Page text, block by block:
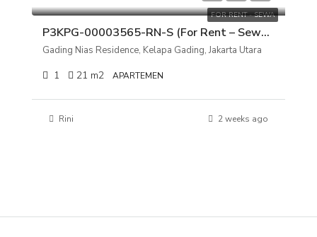
FOR RENT - SEWA
P3KPG-00003565-RN-S (For Rent – Sewa) Apartemen Gading Nias Residence Tower Grand Emerald Lt.17, Kelapa Gading, Jakarta Utara
Gading Nias Residence, Kelapa Gading, Jakarta Utara
1 21 m2 APARTEMEN
Rini 2 weeks ago